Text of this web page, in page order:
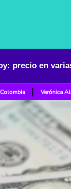
precio en
Verónica